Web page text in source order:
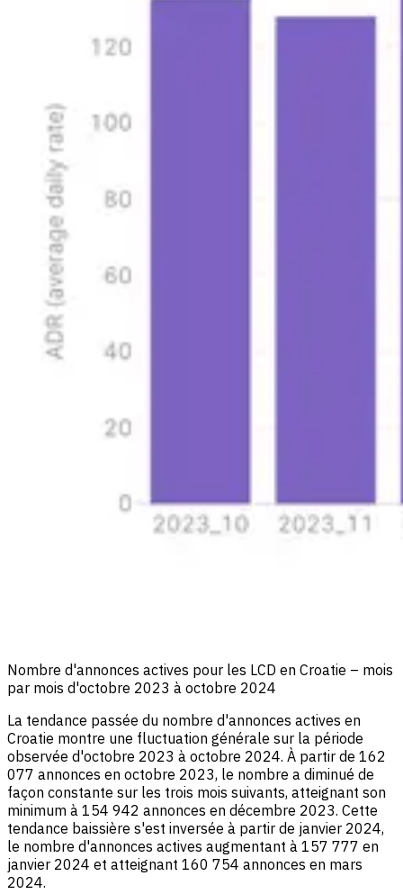
Nombre d'annonces actives pour les LCD en Croatie – mois
par mois d'octobre 2023 à octobre 2024
La tendance passée du nombre d'annonces actives en
Croatie montre une fluctuation générale sur la période
observée d'octobre 2023 à octobre 2024. À partir de 162
077 annonces en octobre 2023, le nombre a diminué de
façon constante sur les trois mois suivants, atteignant son
minimum à 154 942 annonces en décembre 2023. Cette
tendance baissière s'est inversée à partir de janvier 2024,
le nombre d'annonces actives augmentant à 157 777 en
janvier 2024 et atteignant 160 754 annonces en mars
2024.